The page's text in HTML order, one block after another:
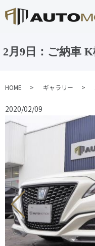
2月9日：ご納車
HOME ギャラリー
2020/02/09